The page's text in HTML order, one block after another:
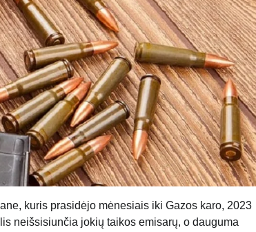
kuris prasidėjo mėnesiais iki Gazos karo, 2023
neišsisiunčia jokių taikos emisarų, o dauguma